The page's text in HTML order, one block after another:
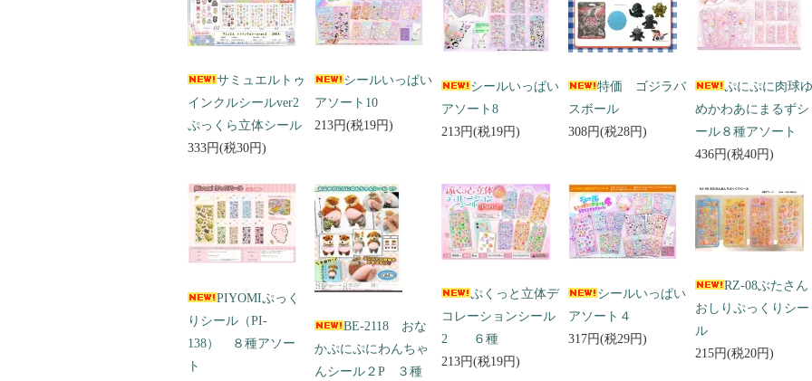
サミュエルトゥ
インクルシールver2
ぷっくら立体シール
333円(税30円)
シールいっぱい
アソート10
213円(税19円)
シールいっぱい
アソート8
213円(税19円)
特価 ゴジラバ
スボール
308円(税28円)
ぷにぷに肉球ゆ
めかわあにまるずシ
ール８種アソート
436円(税40円)
PIYOMIぷっく
りシール（PI-
138） ８種アソー
ト
BE-2118 おな
かぷにぷにわんちゃ
んシール２P ３種
ぷくっと立体デ
コレーションシール
2 ６種
213円(税19円)
シールいっぱい
アソート４
317円(税29円)
RZ-08ぶたさん
おしりぷっくりシー
ル
215円(税20円)